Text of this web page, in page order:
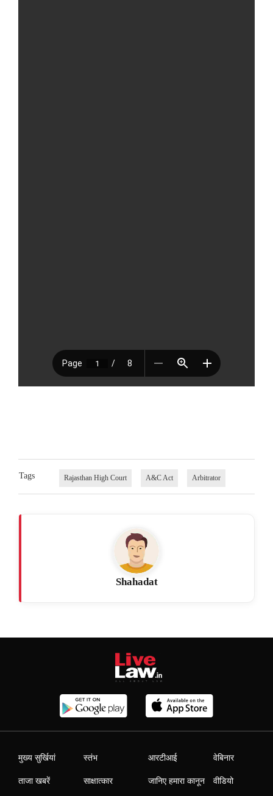
Tags Rajasthan High Court A&C Act Arbitrator
Shahadat
मुख्य सुर्खियां
ताजा खबरें
स्तंभ
साक्षात्कार
आरटीआई
जानिए हमारा कानून
वेबिनार
वीडियो